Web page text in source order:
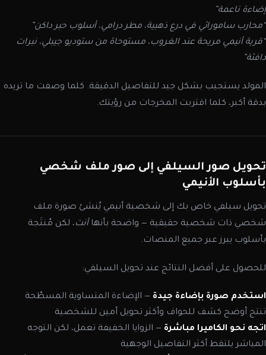
إضاءة ناعمة”
“محارب سامورائي في درع ذهبية، مطر درامي، أسلوب حبر داكن”
“قرية أنيمي مريحة عند الغروب، مستوحاة من ستوديو جيبلي، نبرات
دافئة”
المولد يستجيب بشكل جيد للتفاصيل الدقيقة. كلما وصفت ما تريده
بدقة أكبر، كلما اقتربت المخرجات من رؤيتك.
تحويل صور السيلفي إلى صور ملف شخصي
بأسلوب الأنيمي
تحويل سيلفي خاص بك إلى شخصية أنيمي يُنشئ صورة ملف
شخصي ذات شخصية حقيقية — واضحة بأنهاأنت، لكن مُنتَجة
بأسلوب يبرز عبر جميع المنصات.
للحصول على أفضل النتائج عند تحويل السيلفي:
استخدم صورة بإضاءة جيدة — الإضاءة المتساوية المسطّحة
تنتج أوضح كشف للحواف وأكثر تحويل أمين للشخصية
اتجه نحو الكاميرا مباشرة — الزوايا الخفيفة تعمل، لكن التوجه
المباشر يلتقط أكثر التفاصيل الوجهية